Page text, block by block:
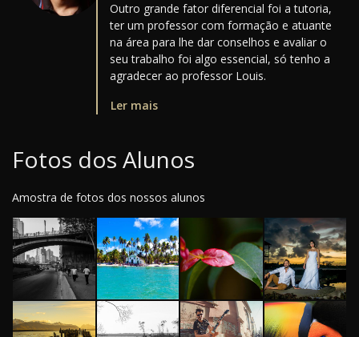
Outro grande fator diferencial foi a tutoria,
ter um professor com formação e atuante
na área para lhe dar conselhos e avaliar o
seu trabalho foi algo essencial, só tenho a
agradecer ao professor Louis.
Ler mais
Fotos dos Alunos
Amostra de fotos dos nossos alunos